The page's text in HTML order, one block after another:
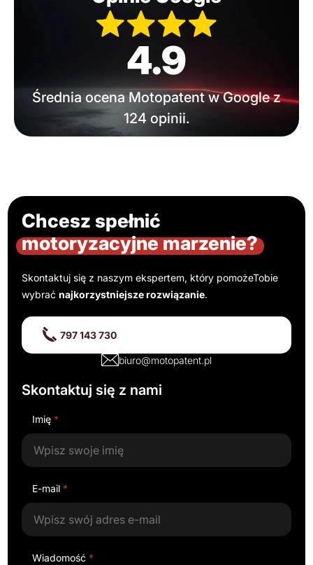
4.9
Średnia ocena Motopatent w Google z
124 opinii.
Chcesz spełnić
motoryzacyjne marzenie?
Skontaktuj się z naszym ekspertem, który pomożeTobie
wybraćnajkorzystniejsze rozwiązanie.
797 143 730
biuro@motopatent.pl
Skontaktuj się z nami
Imię *
E-mail *
Wiadomość *